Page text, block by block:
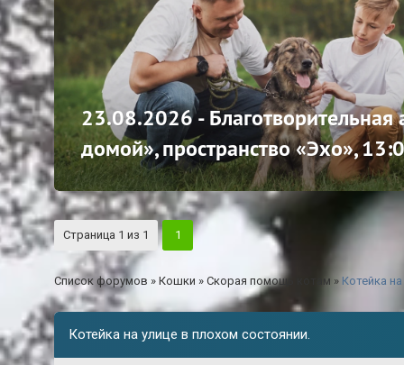
23.08.2026 - Благотворительная
домой», пространство «Эхо»,
Страница 1 из 1 1
Список форумов » Кошки » Скорая помощь котам » Котейка
Котейка на улице в плохом состоянии.